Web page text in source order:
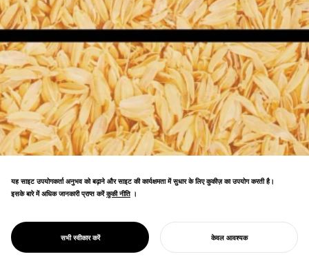
PROJECT
HUSKEY
HUSKEY की सह-स्थापना की, इसके डिज़ाइन और
बौद्धिक संपदा विकास का नेतृत्व किया।
यह साइट उपयोगकर्ता अनुभव को बढ़ाने और साइट की कार्यक्षमता में सुधार के लिए कुकीज़ का उपयोग करती है।
इसके बारे में अधिक जानकारी प्राप्त करें कुकी नीति
कुकी नीति ।
सभी स्वीकार करें केवल आवश्यक